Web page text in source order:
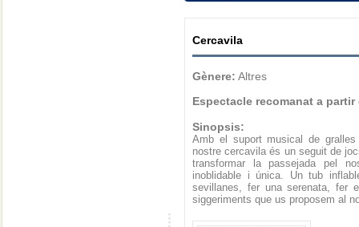
Cercavila
Gènere: Altres
Espectacle recomanat a partir
Sinopsis:
Amb el suport musical de
nostre cercavila és un seguit de
transformar la passejada pel
inoblidable i única. Un tub
sevillanes, fer una serenata, fer
siggeriments que us proposem al